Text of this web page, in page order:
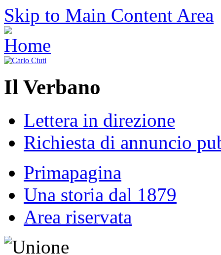
Skip to Main Content Area
Il Verbano
Lettera in direzione
Richiesta di annuncio
Primapagina
Una storia dal 1879
Area riservata